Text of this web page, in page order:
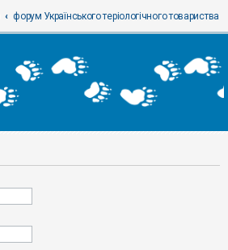
форум Українського теріологічного товариства